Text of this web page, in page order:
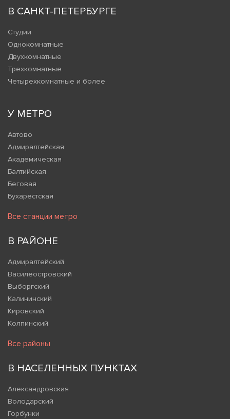
В САНКТ-ПЕТЕРБУРГЕ
Студии
Однокомнатные
Двухкомнатные
Трехкомнатные
Четырехкомнатные и более
У МЕТРО
Автово
Адмиралтейская
Академическая
Балтийская
Беговая
Бухарестская
Все станции метро
В РАЙОНЕ
Адмиралтейский
Василеостровский
Выборгский
Калининский
Кировский
Колпинский
Все районы
В НАСЕЛЕННЫХ ПУНКТАХ
Александровская
Володарский
Горбунки